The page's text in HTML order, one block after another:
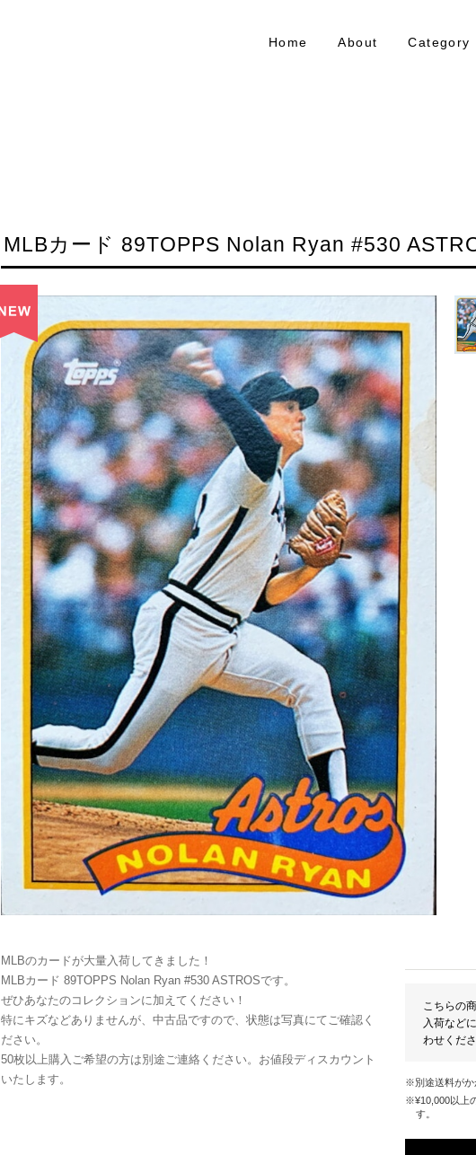
Home About Category
MLBカード 89TOPPS Nolan Ryan #530
MLBのカードが大量入荷してきました！
MLBカード 89TOPPS Nolan Ryan #530 ASTROSです。
ぜひあなたのコレクションに加えてください！
特にキズなどありませんが、中古品ですので、状態は写真にてご確認く
ださい。
50枚以上購入ご希望の方は別途ご連絡ください。お値段ディスカウント
いたします。
こちらの
入荷など
わせくださ
※別途送料が
※¥10,000以上のご注文で国内送料が無料になりま
す。